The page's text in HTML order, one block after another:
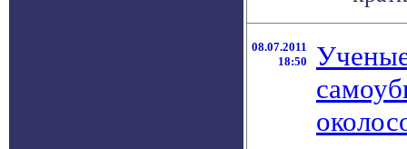
08.07.2011
18:50